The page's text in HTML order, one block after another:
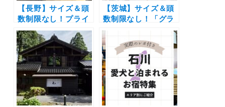
【長野】サイズ＆頭
数制限なし！プライ
ベートドッグラン付
きのトレーラーハウ
ス宿泊施設「Solana
軽井沢別邸」オープ
ン
【茨城】サイズ＆頭
数制限なし！「グラ
ンピングサウナ –
SISU（シス）-」4月
18日オープン！プラ
イベートドッグラン
付き